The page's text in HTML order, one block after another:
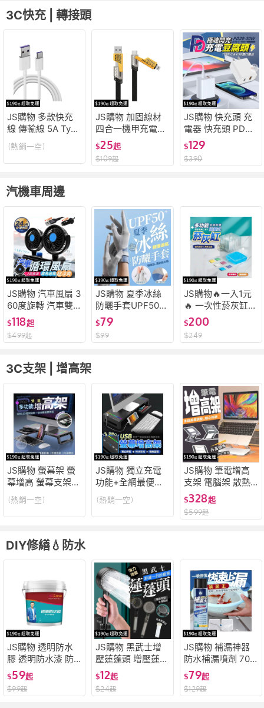
3C快充 | 轉接頭
JS購物 多款快充
線 傳輸線 5A Type
-C 充電線 Micro U
SB快充 平板專用
安卓閃充線 數據線
(熱銷一空)
JS購物 加固線材
四合一機甲充電線
PD快充線 Type C
USB傳輸線 適用蘋
果 安卓 SAMSUN
$25起
$109起
JS購物 快充頭 充
電器 快充頭 PD快
充頭 充電頭 豆腐
頭 適用iPhone15 1
3 12 11 XR XS SE
$129
$390
汽機車周邊
JS購物 汽車風扇 3
60度旋轉 汽車雙
頭風扇 雙頭風扇
車用風扇 車用風扇
貨車電扇 12V/24
$118起
$499起
JS購物 夏季冰絲
防曬手套UPF50+
外送手套 冰絲手套
防曬手套 涼感冰絲
手套 涼感手套 透
$79
$99
JS購物🔥一入1元
🔥 一次性菸灰缸(1
00入/盒) 滅煙神器
滅煙泥+煙灰缸 清
新空氣 瞬間滅煙
$200
$249
3C支架 | 增高架
JS購物 螢幕架 螢
幕增高 螢幕支架
電腦螢幕架 鍵盤架
螢幕增高 電腦螢幕
增高架 螢幕收納架
(熱銷一空)
JS購物 獨立充電
功能+全網最便宜
螢幕架 螢幕增高架
電腦架 增高架 電
腦螢幕架 電腦增高
(熱銷一空)
JS購物 筆電增高
支架 電腦架 散熱
支架 筆電支架 增
高架 電腦架散熱支
架 增高架 筆電架
$328起
$599起
DIY修繕💧防水
JS購物 透明防水
膠 透明防水漆 防
水膠 浴室防水膠
外牆屋頂廁所 防水
涂料 纳米膠 防水
$59起
$99起
JS購物 黑武士增
壓蓮蓬頭 增壓蓮蓬
頭 浴室蓮蓬頭 增
壓花灑 增壓多功能
花灑 5擋增壓噴頭
$12起
$24起
JS購物 補漏神器
防水補漏噴劑 700
ML 自噴式防水補
漏膠 自噴型防水膠
屋頂防水膠 防水膠
$79起
$129起